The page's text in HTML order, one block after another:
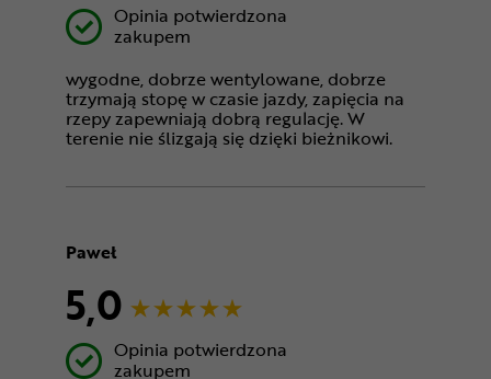
Opinia potwierdzona
zakupem
wygodne, dobrze wentylowane, dobrze
trzymają stopę w czasie jazdy, zapięcia na
rzepy zapewniają dobrą regulację. W
terenie nie ślizgają się dzięki bieżnikowi.
Paweł
5,0
Opinia potwierdzona
zakupem